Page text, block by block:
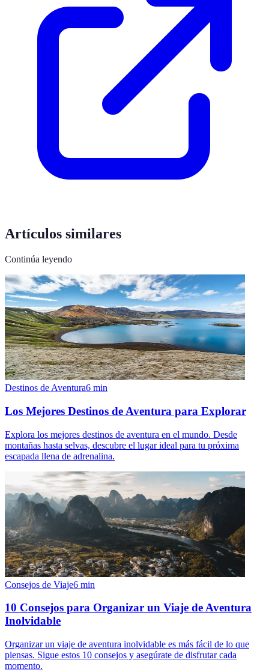
Artículos similares
Continúa leyendo
Destinos de Aventura6 min
Los Mejores Destinos de Aventura para Explorar
Explora los mejores destinos de aventura en el mundo. Desde
montañas hasta selvas, descubre el lugar ideal para tu próxima
escapada llena de adrenalina.
Consejos de Viaje6 min
10 Consejos para Organizar un Viaje de Aventura
Inolvidable
Organizar un viaje de aventura inolvidable es más fácil de lo que
piensas. Sigue estos 10 consejos y asegúrate de disfrutar cada
momento.